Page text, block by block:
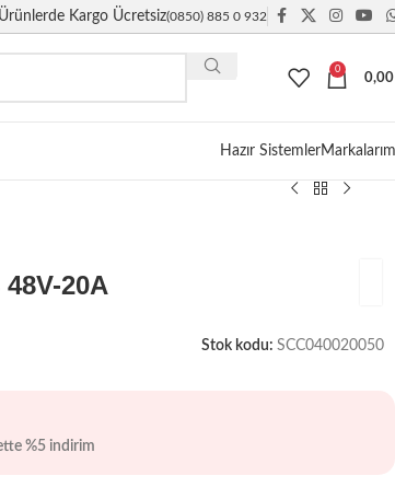
Ürünlerde Kargo Ücretsiz(0850) 885 0 932
0
Hazır Sistemler
20A
Stok kodu: SCC040020050
%5 indirim